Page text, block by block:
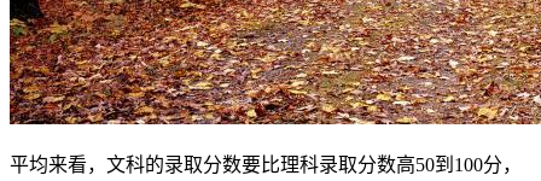
平均来看，文科的录取分数要比理科录取分数高50到100分，